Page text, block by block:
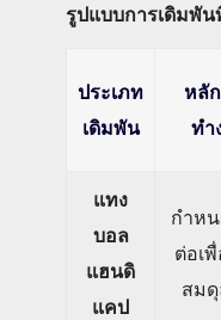
รูปแบบการเดิมพั
ประเภท
เดิมพัน
หลั
ทำ
แทง
บอล
แฮนดิ
แคป
กำห
ต่อเ
สม